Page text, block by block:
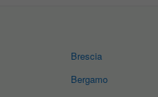
Brescia
Bergamo